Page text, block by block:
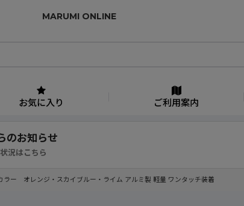
MARUMI ONLINE
お気に入り ご利用案内
のお知らせ
況はこちら
ー オレンジ・スカイブルー・ライム アルミ製 軽量 ワンタッチ装着